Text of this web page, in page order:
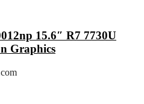
15.6″ R7 7730U
Graphics